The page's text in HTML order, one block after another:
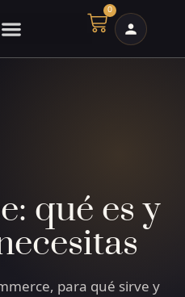
0
Cart
qué es y
para qué sirve y